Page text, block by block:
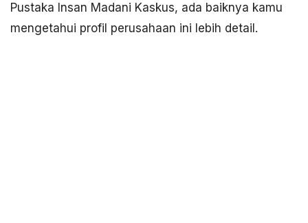
Pustaka Insan Madani Kaskus, ada baiknya kamu
mengetahui profil perusahaan ini lebih detail.